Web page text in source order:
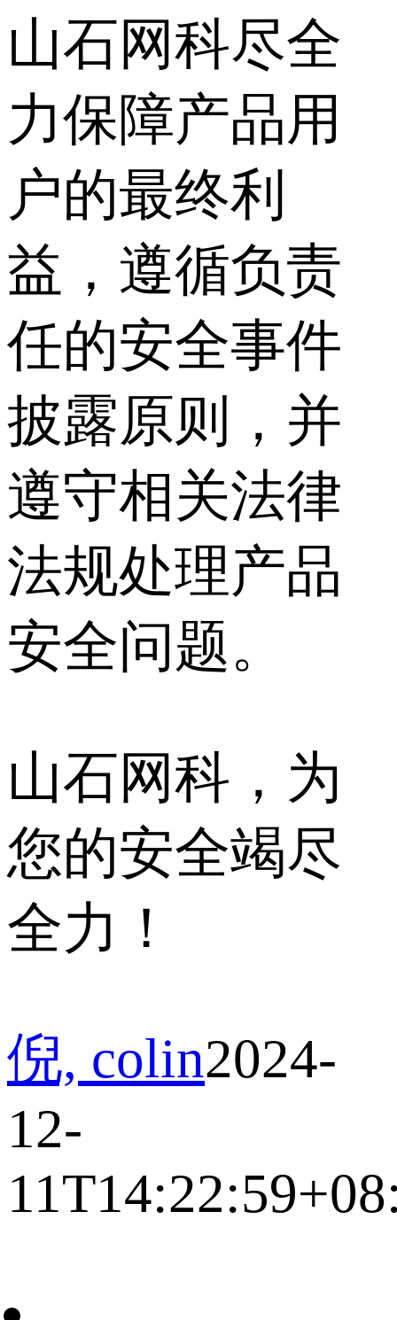
山石网科尽全
力保障产品用
户的最终利
益，遵循负责
任的安全事件
披露原则，并
遵守相关法律
法规处理产品
安全问题。
山石网科，为
您的安全竭尽
全力！
倪, colin2024-
12-